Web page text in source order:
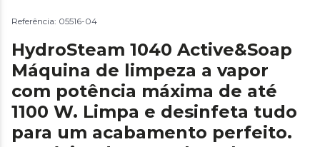
Referência: 05516-04
HydroSteam 1040 Active&Soap
Máquina de limpeza a vapor
com potência máxima de até
1100 W. Limpa e desinfeta tudo
para um acabamento perfeito.